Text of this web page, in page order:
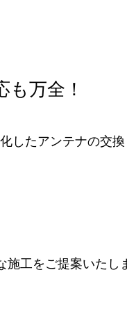
万全！
したアンテナの交
施工をご提案いたし